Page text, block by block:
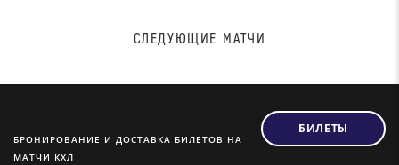
СЛЕДУЮЩИЕ МАТЧИ
БРОНИРОВАНИЕ И ДОСТАВКА БИЛЕТОВ НА
МАТЧИ КХЛ
БИЛЕТЫ